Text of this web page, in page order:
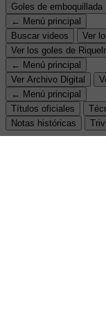
Goles de emboquillada
← Menú principal
Buscar videos
Ver
Ver los goles de
← Menú principal
Ver Archivo Digital
← Menú principal
Títulos oficiales
Notas históricas